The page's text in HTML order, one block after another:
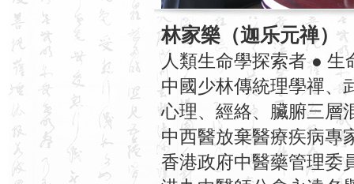
林家樂（迦乐元禅）
人類生命學探索者 ● 生
中國少林傳統理學禪、
心理、經絡、臟腑三層
中西醫放棄醫療疾病專
香港政府中醫藥管理委